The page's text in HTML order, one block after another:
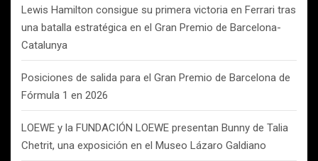
Lewis Hamilton consigue su primera victoria en Ferrari tras
una batalla estratégica en el Gran Premio de Barcelona-
Catalunya
Posiciones de salida para el Gran Premio de Barcelona de
Fórmula 1 en 2026
LOEWE y la FUNDACIÓN LOEWE presentan Bunny de Talia
Chetrit, una exposición en el Museo Lázaro Galdiano